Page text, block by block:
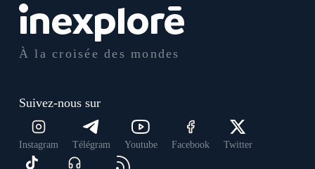
À la croisée des mondes
Suivez-nous sur
Instagram Télégram Youtube Facebook Twitter